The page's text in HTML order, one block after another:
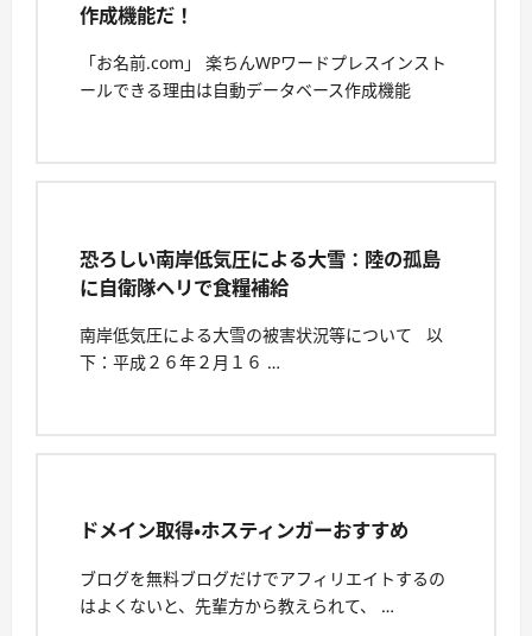
作成機能だ！
「お名前.com」 楽ちんWPワードプレスインスト
ールできる理由は自動データベース作成機能
恐ろしい南岸低気圧による大雪：陸の孤島
に自衛隊ヘリで食糧補給
南岸低気圧による大雪の被害状況等について 以
下：平成２６年２月１６ …
ドメイン取得・ホスティンガーおすすめ
ブログを無料ブログだけでアフィリエイトするの
はよくないと、先輩方から教えられて、 …